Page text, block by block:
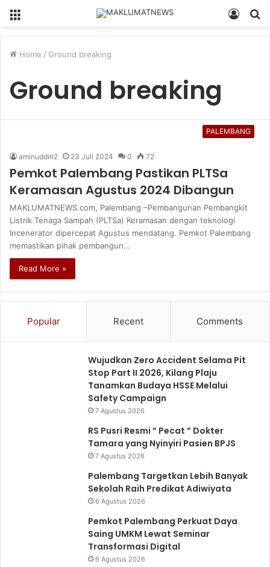
Log
Home / Ground breaking
Ground breaking
PALEMBANG
aminuddin2 23 Juli 2024 0 72
Pemkot Palembang Pastikan PLTSa
Keramasan Agustus 2024 Dibangun
MAKLUMATNEWS.com, Palembang –Pembangunan Pembangkit
Listrik Tenaga Sampah (PLTSa) Keramasan dengan teknologi
Incenerator dipercepat Agustus mendatang. Pemkot Palembang
memastikan pihak pembangun…
Read More »
Popular Recent Comments
Wujudkan Zero Accident Selama Pit
Stop Part II 2026, Kilang Plaju
Tanamkan Budaya HSSE Melalui
Safety Campaign
7 Agustus 2026
RS Pusri Resmi ” Pecat ” Dokter
Tamara yang Nyinyiri Pasien BPJS
7 Agustus 2026
Palembang Targetkan Lebih Banyak
Sekolah Raih Predikat Adiwiyata
6 Agustus 2026
Pemkot Palembang Perkuat Daya
Saing UMKM Lewat Seminar
Transformasi Digital
6 Agustus 2026